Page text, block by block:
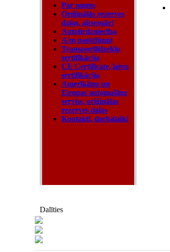
Par mums
Oriģinālās rezerves
daļas, aksesuāri
Autotirdzniecība
A/m pasūtījumi
Transportlīdzekļu
sertifikācija
CE Certificate, laivu
sertifikācija
Amerikāņu un
Eiropas automašīnu
serviss, oriģinālas
rezerves daļas
Kontakti, darbalaiki
Dalīties